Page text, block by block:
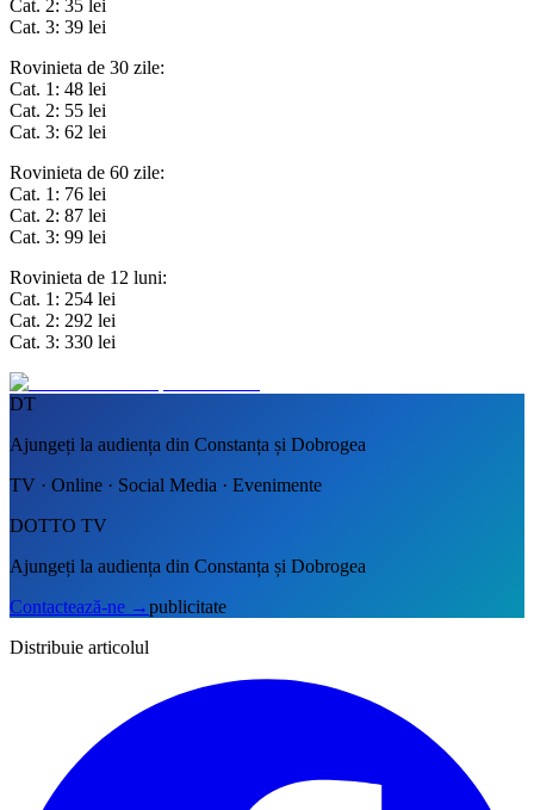
Cat. 2: 35 lei
Cat. 3: 39 lei
Rovinieta de 30 zile:
Cat. 1: 48 lei
Cat. 2: 55 lei
Cat. 3: 62 lei
Rovinieta de 60 zile:
Cat. 1: 76 lei
Cat. 2: 87 lei
Cat. 3: 99 lei
Rovinieta de 12 luni:
Cat. 1: 254 lei
Cat. 2: 292 lei
Cat. 3: 330 lei
DT
Ajungeți la audiența din Constanța și Dobrogea
TV · Online · Social Media · Evenimente
DOTTO TV
Ajungeți la audiența din Constanța și Dobrogea
Contactează-ne →publicitate
Distribuie articolul